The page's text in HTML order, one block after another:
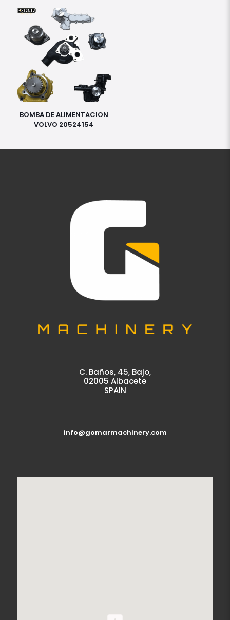
BOMBA DE ALIMENTACION
VOLVO 20524154
C. Baños, 45, Bajo,
02005 Albacete
SPAIN
info@gomarmachinery.com